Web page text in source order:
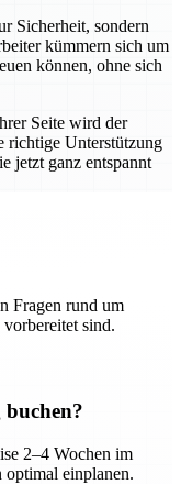
Sicherheit, sondern
kümmern sich um
können, ohne sich
Seite wird der
richtige Unterstützung
jetzt ganz entspannt
Fragen rund um
sind.
2–4 Wochen im
einplanen.